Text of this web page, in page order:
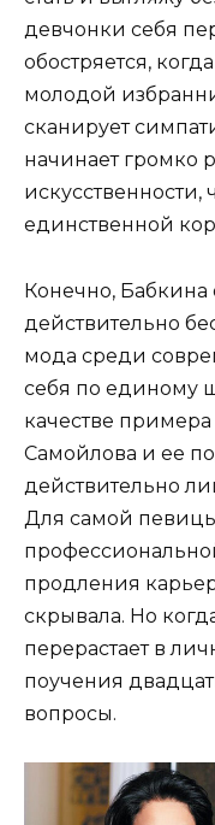
девчонки себя
обостряется,
молодой
сканирует
начинает громко
искусственности,
единственной
Конечно, Бабкина
действительно
мода среди
себя по единому
качестве
Самойлова и ее
действительно
Для самой певицы
продления
скрывала. Но
перерастает в
поучения
вопросы.